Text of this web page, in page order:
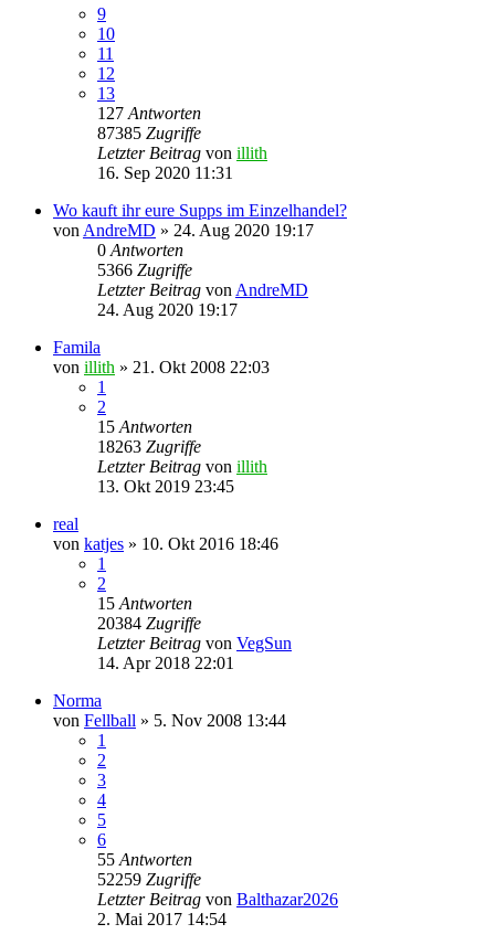
9
10
11
12
13
127 Antworten
87385 Zugriffe
Letzter Beitrag von illith
16. Sep 2020 11:31
Wo kauft ihr eure Supps im Einzelhandel?
von AndreMD » 24. Aug 2020 19:17
0 Antworten
5366 Zugriffe
Letzter Beitrag von AndreMD
24. Aug 2020 19:17
Famila
von illith » 21. Okt 2008 22:03
1
2
15 Antworten
18263 Zugriffe
Letzter Beitrag von illith
13. Okt 2019 23:45
real
von katjes » 10. Okt 2016 18:46
1
2
15 Antworten
20384 Zugriffe
Letzter Beitrag von VegSun
14. Apr 2018 22:01
Norma
von Fellball » 5. Nov 2008 13:44
1
2
3
4
5
6
55 Antworten
52259 Zugriffe
Letzter Beitrag von Balthazar2026
2. Mai 2017 14:54